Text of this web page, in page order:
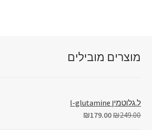
מוצרים מובילים
ל.גלוטמין l-glutamine
₪249.00
₪179.00